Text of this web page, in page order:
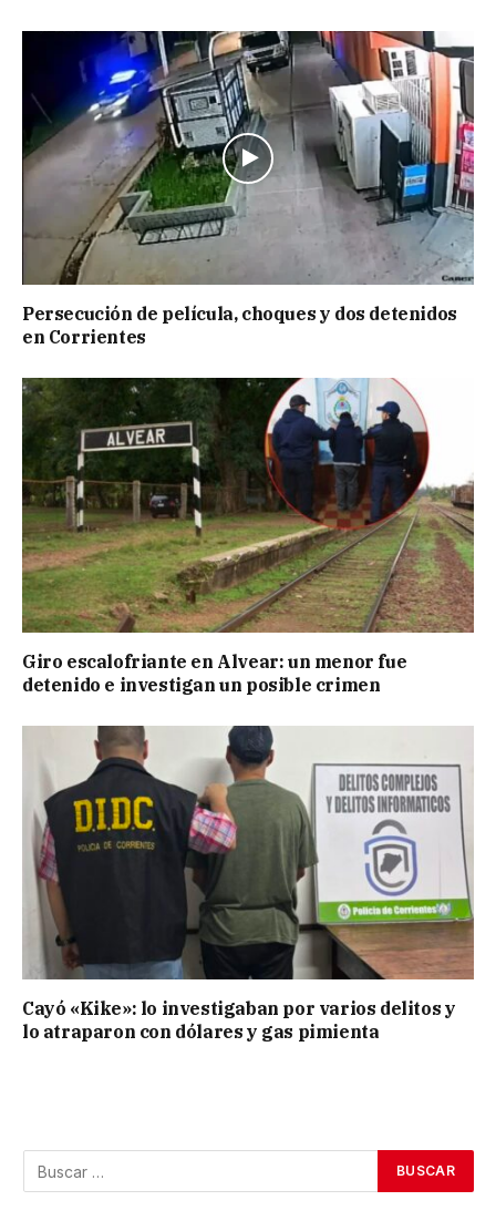
Persecución de película, choques y dos detenidos
en Corrientes
Giro escalofriante en Alvear: un menor fue
detenido e investigan un posible crimen
Cayó «Kike»: lo investigaban por varios delitos y
lo atraparon con dólares y gas pimienta